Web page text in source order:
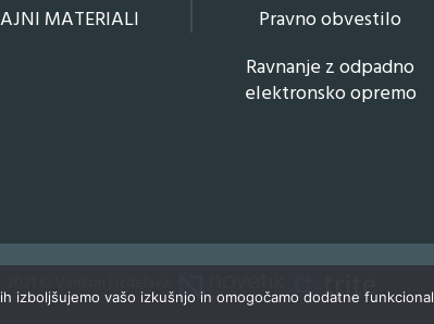
MATERIALI
Pravno obvestilo
Ravnanje z odpadno
elektronsko opremo
izboljšujemo vašo izkušnjo in omogočamo dodatne